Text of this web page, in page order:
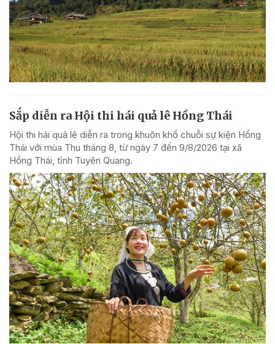
Sắp diễn ra Hội thi hái quả lê Hồng Thái
Hội thi hái quả lê diễn ra trong khuôn khổ chuỗi sự kiện Hồng
Thái với mùa Thu tháng 8, từ ngày 7 đến 9/8/2026 tại xã
Hồng Thái, tỉnh Tuyên Quang.